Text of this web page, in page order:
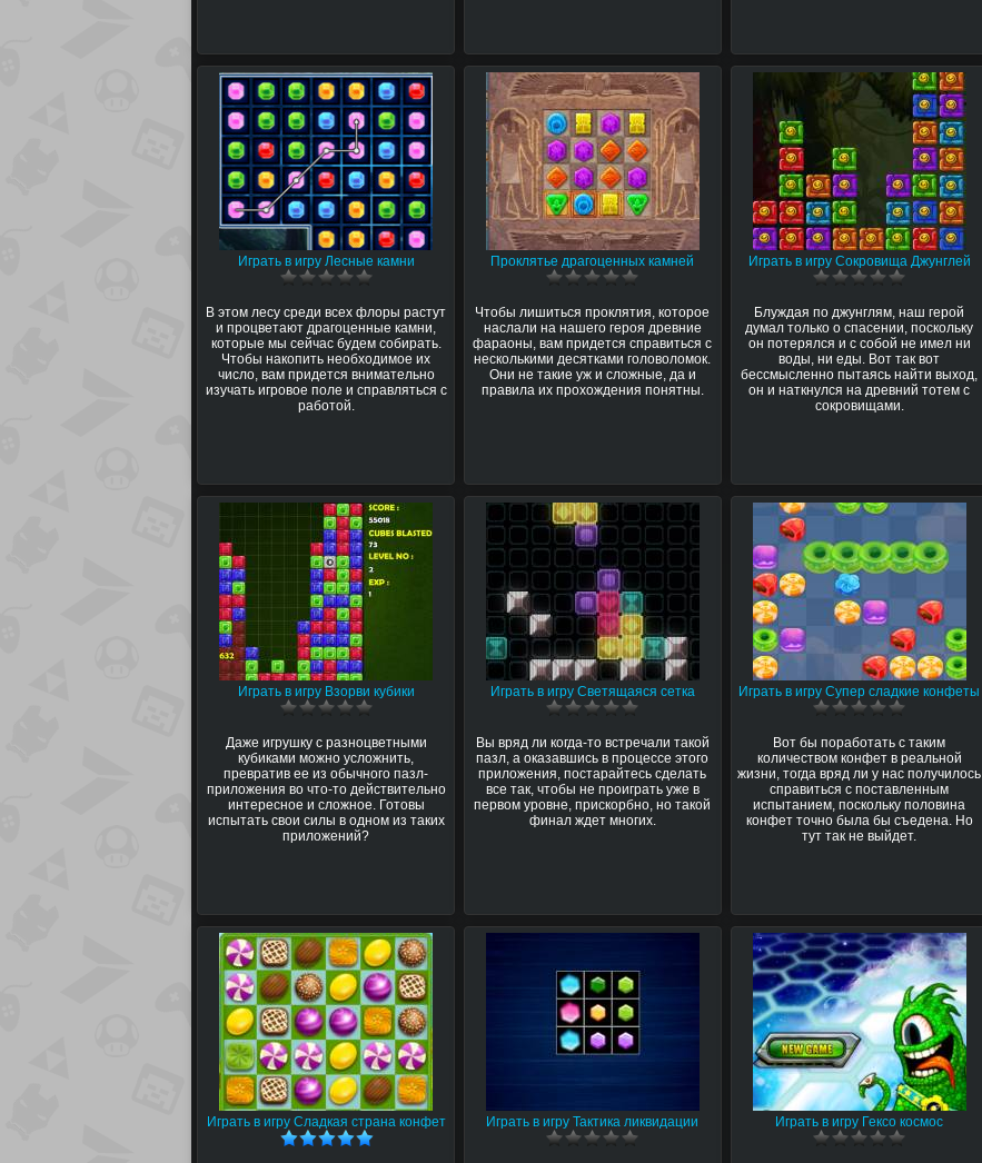
Играть в игру Лесные камни
В этом лесу среди всех флоры растут
и процветают драгоценные камни,
которые мы сейчас будем собирать.
Чтобы накопить необходимое их
число, вам придется внимательно
изучать игровое поле и справляться с
работой.
Проклятье драгоценных камней
Чтобы лишиться проклятия, которое
наслали на нашего героя древние
фараоны, вам придется справиться с
несколькими десятками головоломок.
Они не такие уж и сложные, да и
правила их прохождения понятны.
Играть в игру Сокровища Джунглей
Блуждая по джунглям, наш герой
думал только о спасении, поскольку
он потерялся и с собой не имел ни
воды, ни еды. Вот так вот
бессмысленно пытаясь найти выход,
он и наткнулся на древний тотем с
сокровищами.
Играть в игру Взорви кубики
Даже игрушку с разноцветными
кубиками можно усложнить,
превратив ее из обычного пазл-
приложения во что-то действительно
интересное и сложное. Готовы
испытать свои силы в одном из таких
приложений?
Играть в игру Светящаяся сетка
Вы вряд ли когда-то встречали такой
пазл, а оказавшись в процессе этого
приложения, постарайтесь сделать
все так, чтобы не проиграть уже в
первом уровне, прискорбно, но такой
финал ждет многих.
Играть в игру Супер сладкие конфеты
Вот бы поработать с таким
количеством конфет в реальной
жизни, тогда вряд ли у нас получилось
справиться с поставленным
испытанием, поскольку половина
конфет точно была бы съедена. Но
тут так не выйдет.
Играть в игру Сладкая страна конфет Играть в игру Тактика ликвидации Играть в игру Гексо космос